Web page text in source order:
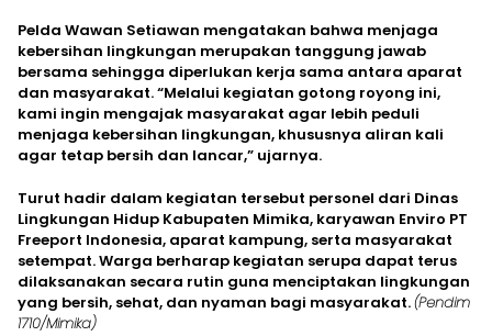
Pelda Wawan Setiawan mengatakan bahwa menjaga
kebersihan lingkungan merupakan tanggung jawab
bersama sehingga diperlukan kerja sama antara aparat
dan masyarakat. “Melalui kegiatan gotong royong ini,
kami ingin mengajak masyarakat agar lebih peduli
menjaga kebersihan lingkungan, khususnya aliran kali
agar tetap bersih dan lancar,” ujarnya.
Turut hadir dalam kegiatan tersebut personel dari Dinas
Lingkungan Hidup Kabupaten Mimika, karyawan Enviro PT
Freeport Indonesia, aparat kampung, serta masyarakat
setempat. Warga berharap kegiatan serupa dapat terus
dilaksanakan secara rutin guna menciptakan lingkungan
yang bersih, sehat, dan nyaman bagi masyarakat.(Pendim
1710/Mimika)